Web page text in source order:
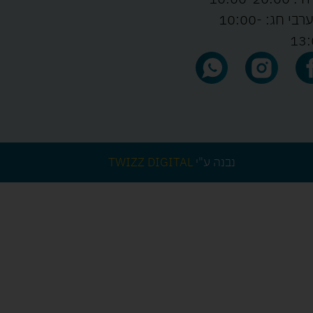
ו' וערבי חג: 10:00-
נבנה ע"יTWIZZ DIGITAL